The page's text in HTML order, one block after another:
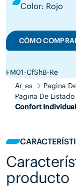
Color: Rojo
CÓMO
FM01-CfShB-Re
Ar_es
Pagina
Pagina De
Confort
producto